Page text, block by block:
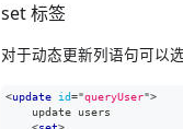
set 标签
对于动态更新列语句可以
<update id="queryUser">
    update users